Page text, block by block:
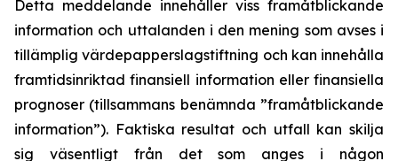
Detta meddelande innehåller viss framåtblickande
information och uttalanden i den mening som avses i
tillämplig värdepapperslagstiftning och kan innehålla
framtidsinriktad finansiell information eller finansiella
prognoser (tillsammans benämnda ”framåtblickande
information”). Faktiska resultat och utfall kan skilja
sig väsentligt från det som anges i någon